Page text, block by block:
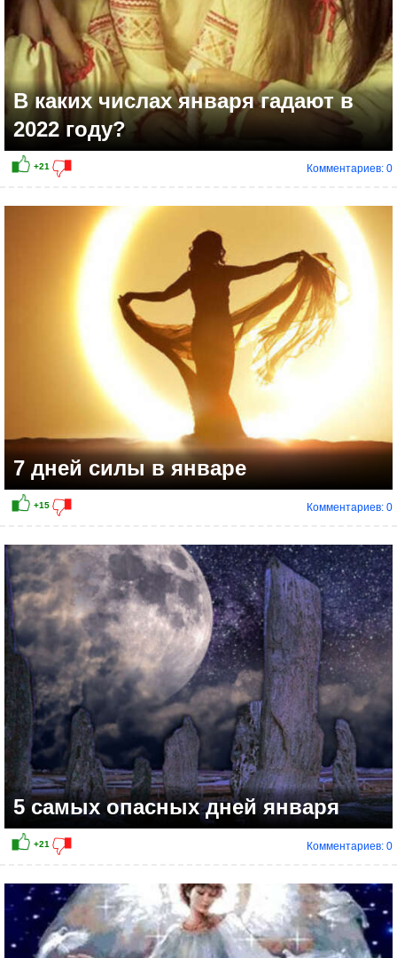
+21
+7
В каких числах января гадают в
2022 году?
Комментариев: 0
7 дней силы в январе
Комментариев: 0
5 самых опасных дней января
Комментариев: 0